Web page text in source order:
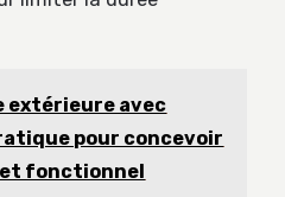
extérieure avec
pour concevoir
et fonctionnel